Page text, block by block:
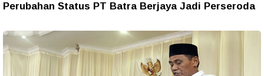
Perubahan Status PT Batra Berjaya Jadi Perseroda